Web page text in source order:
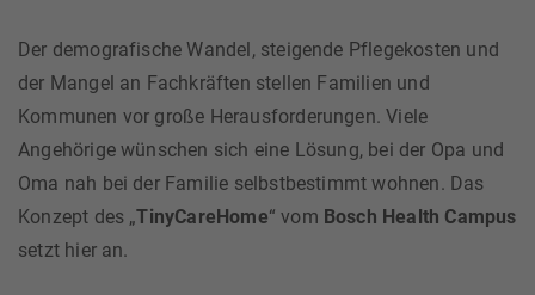
Der demografische Wandel, steigende Pflegekosten und
der Mangel an Fachkräften stellen Familien und
Kommunen vor große Herausforderungen. Viele
Angehörige wünschen sich eine Lösung, bei der Opa und
Oma nah bei der Familie selbstbestimmt wohnen. Das
Konzept des „TinyCareHome“ vom Bosch Health Campus
setzt hier an.